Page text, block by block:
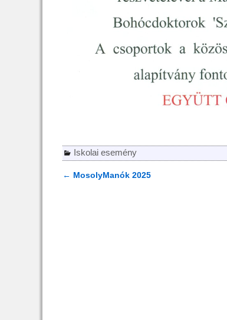
Iskolai esemény
← MosolyManók 2025